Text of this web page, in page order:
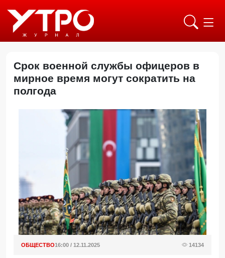
Срок военной службы офицеров в
мирное время могут сократить на
полгода
ОБЩЕСТВО16:00 / 12.11.2025 14134